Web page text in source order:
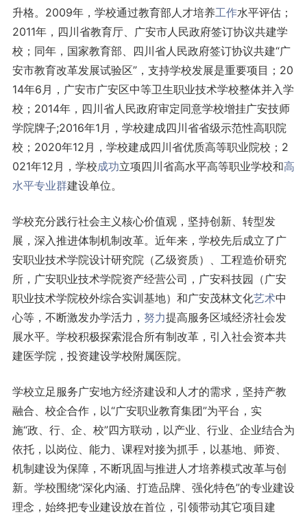
升格。2009年，学校通过教育部人才培养工作水平评估；
2011年，四川省教育厅、广安市人民政府签订协议共建学
校；同年，国家教育部、四川省人民政府签订协议共建“广
安市教育改革发展试验区”，支持学校发展是重要项目；20
14年6月，广安市广安区中等卫生职业技术学校整体并入学
校；2014年，四川省人民政府审定同意学校增挂广安技师
学院牌子;2016年1月，学校建成四川省省级示范性高职院
校；2020年12月，学校建成四川省优质高等职业院校；2
021年12月，学校成功立项四川省高水平高等职业学校和高
水平专业群建设单位。
学校充分践行社会主义核心价值观，坚持创新、转型发
展，深入推进体制机制改革。近年来，学校先后成立了广
安职业技术学院设计研究院（乙级资质）、工程造价研究
所，广安职业技术学院资产经营公司，广安科技园（广安
职业技术学院校外综合实训基地）和广安茂林文化艺术中
心等，不断激发办学活力， 努力提高服务区域经济社会发
展水平。学校积极探索混合所有制改革，引入社会资本共
建医学院，投资建设学校附属医院。
学校立足服务广安地方经济建设和人才的需求，坚持产教
融合、校企合作，以“广安职业教育集团”为平台，实
施“政、行、企、校”四方联动，以产业、行业、企业结合为
依托，以岗位、能力、课程对接为抓手，以基地、师资、
机制建设为保障，不断巩固与推进人才培养模式改革与创
新。学校围绕“深化内涵、打造品牌、强化特色”的专业建设
理念，始终把专业建设放在首位，引领带动其它项目建